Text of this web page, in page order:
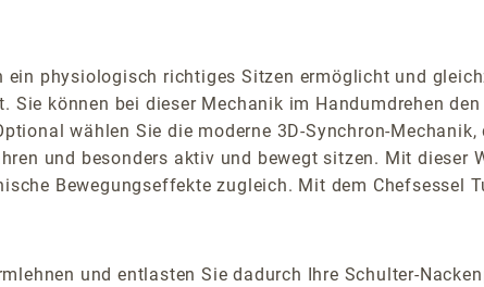
ein physiologisch richtiges Sitzen ermöglicht und
können bei dieser Mechanik im Handumdrehen
wählen Sie die moderne 3D-Synchron-
und besonders aktiv und bewegt sitzen. Mit dieser
Bewegungseffekte zugleich. Mit dem Chefsessel
und entlasten Sie dadurch Ihre Schulter-